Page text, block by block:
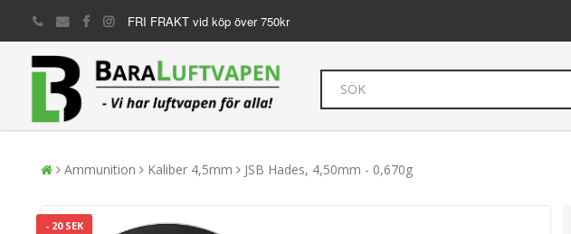
FRI FRAKT vid köp över 750kr
Ammunition Kaliber 4,5mm JSB Hades, 4,50mm - 0,670g
- 20 SEK